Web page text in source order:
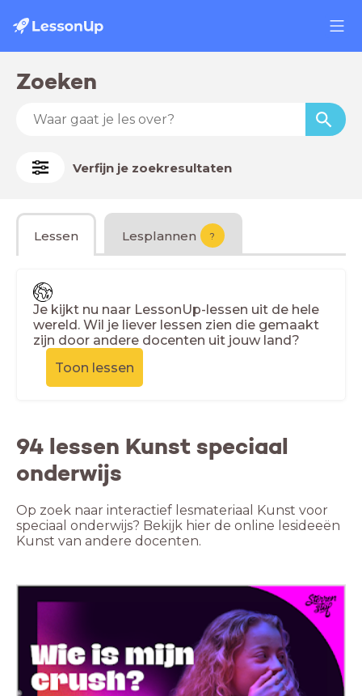
Zoeken
Verfijn je zoekresultaten
Lessen Lesplannen ?
Je kijkt nu naar LessonUp-lessen uit de hele
wereld. Wil je liever lessen zien die gemaakt
zijn door andere docenten uit jouw land?
Toon lessen
94 lessen Kunst speciaal
onderwijs
Op zoek naar interactief lesmateriaal Kunst voor
speciaal onderwijs? Bekijk hier de online lesideeën
Kunst van andere docenten.